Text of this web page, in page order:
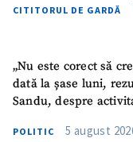
CITITORUL DE GARDĂ
„Nu este corect să
dată la șase luni,
Sandu, despre
POLITIC 5 august